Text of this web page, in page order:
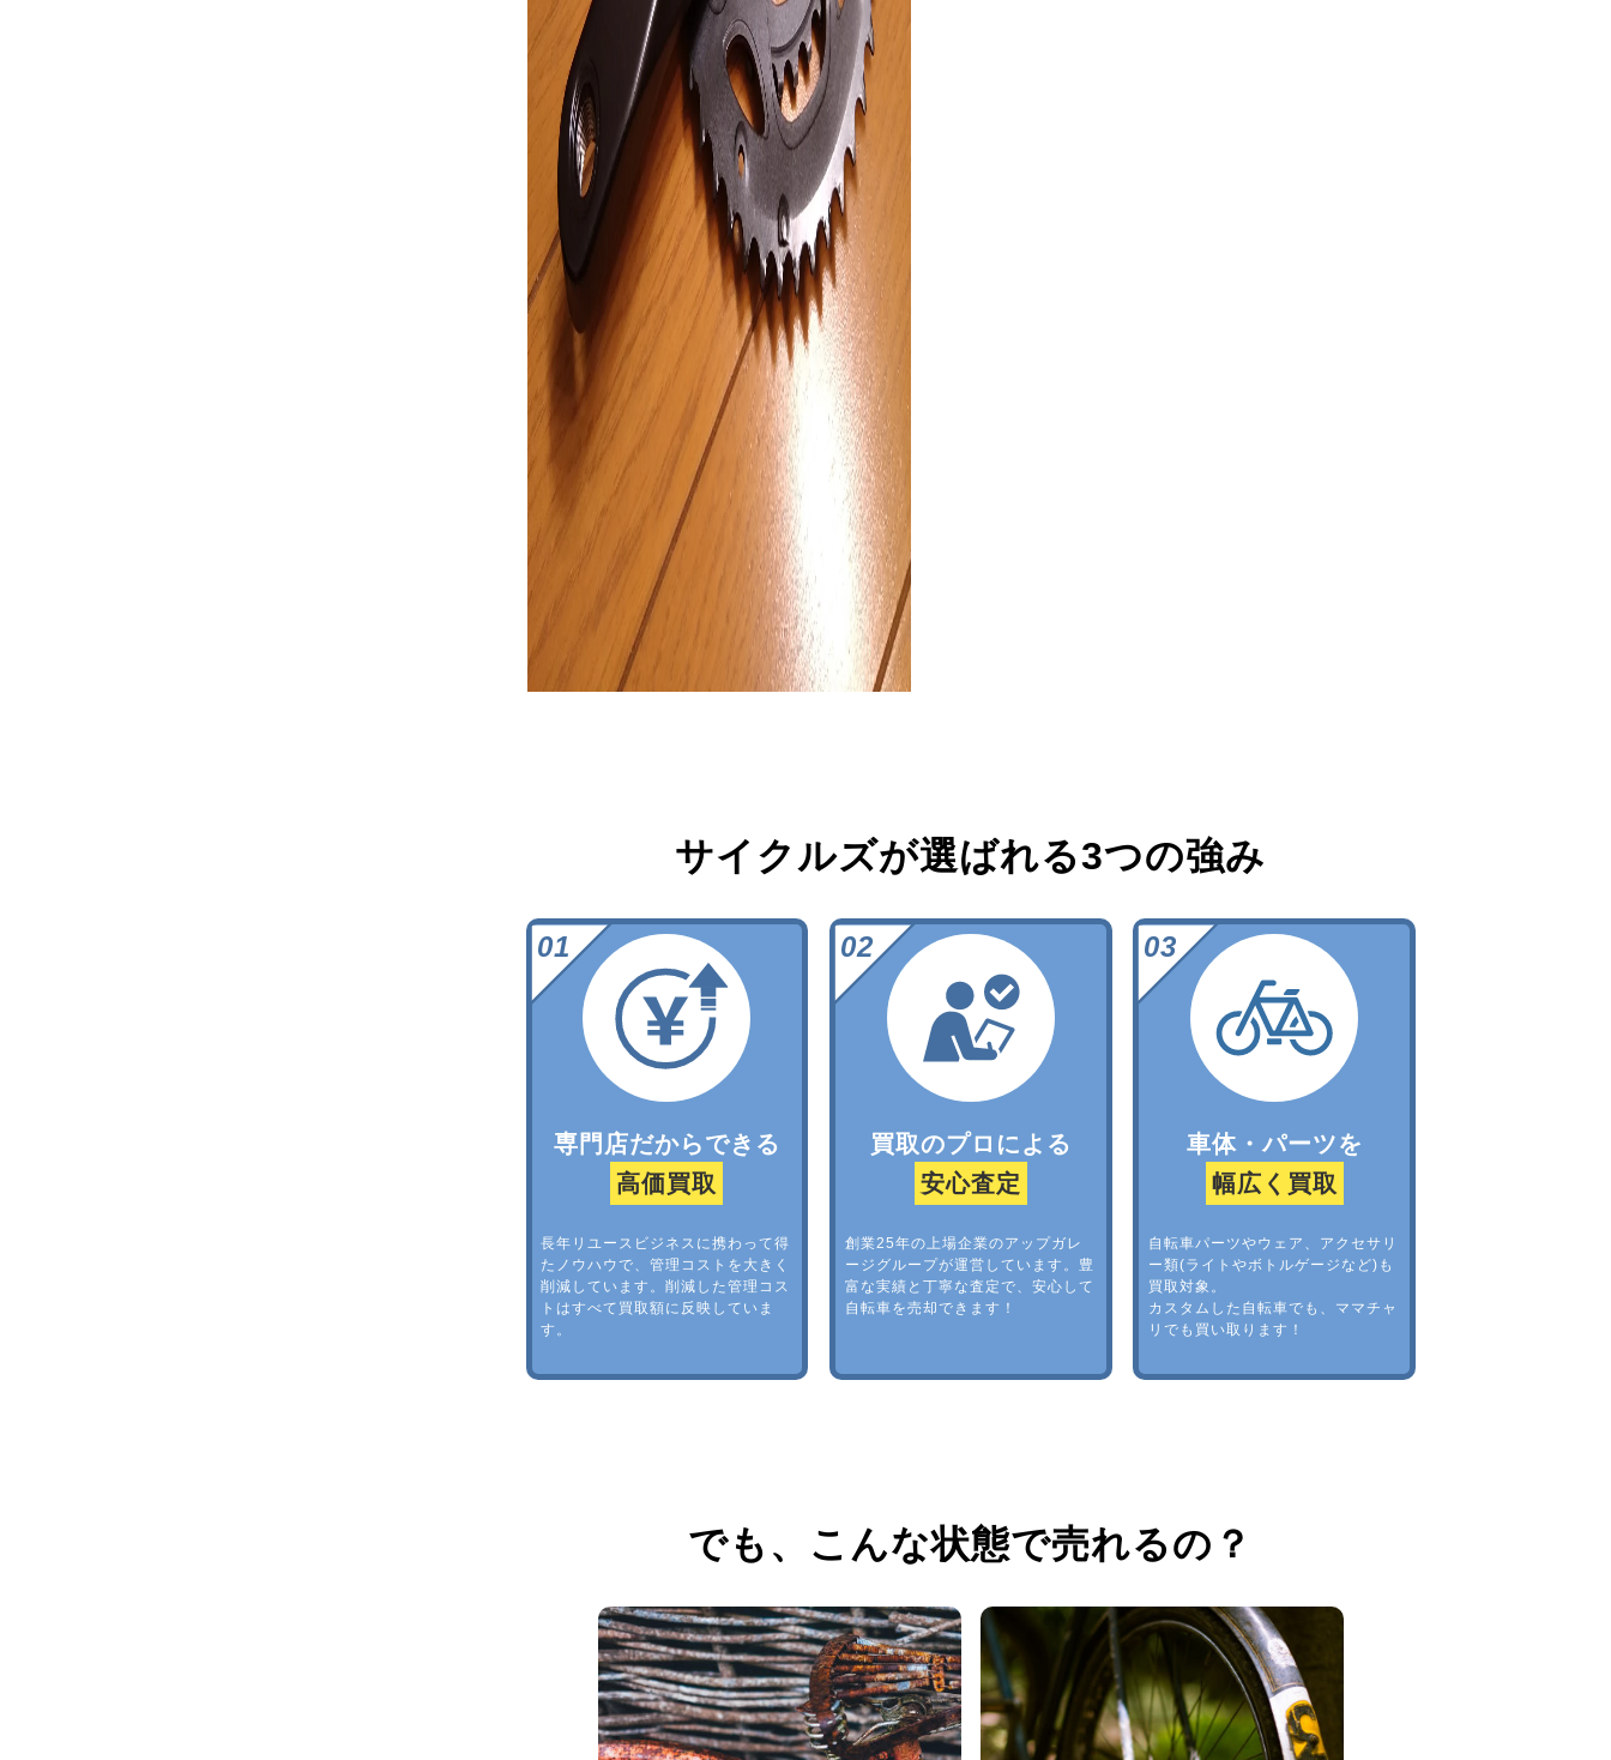
サイクルズが選ばれる3つの強み
専門店だからできる
高価買取
長年リユースビジネスに携わって得
たノウハウで、管理コストを大きく
削減しています。削減した管理コス
トはすべて買取額に反映していま
す。
買取のプロによる
安心査定
創業25年の上場企業のアップガレ
ージグループが運営しています。豊
富な実績と丁寧な査定で、安心して
自転車を売却できます！
車体・パーツを
幅広く買取
自転車パーツやウェア、アクセサリ
ー類(ライトやボトルゲージなど)も
買取対象。
カスタムした自転車でも、ママチャ
リでも買い取ります！
でも、 こんな状態で売れるの？